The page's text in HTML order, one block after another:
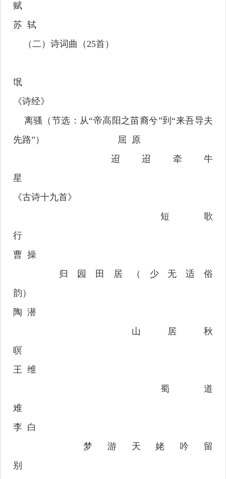
赋
苏 轼
（二）诗词曲（25首）
氓
《诗经》
离骚（节选：从“帝高阳之苗裔兮”到 “来吾导夫
先路” ） 屈
原
迢迢牵牛
星
《古诗十九首》
短歌
行
曹 操
归园田居（少无适俗
韵）
陶 潜
山居秋
暝
王 维
蜀道
难
李 白
梦游天姥吟留
别